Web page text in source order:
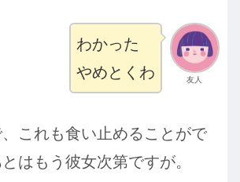
友人
わかった
やめとくわ
これも食い止めることがで
はもう彼女次第ですが。